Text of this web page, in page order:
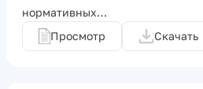
нормативных…
Просмотр
Скачать